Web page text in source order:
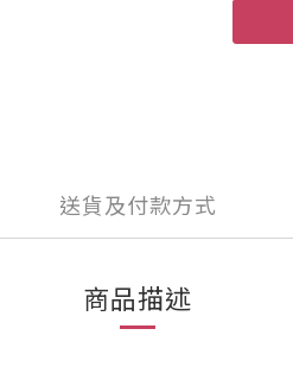
送貨及付款方式
商品描述